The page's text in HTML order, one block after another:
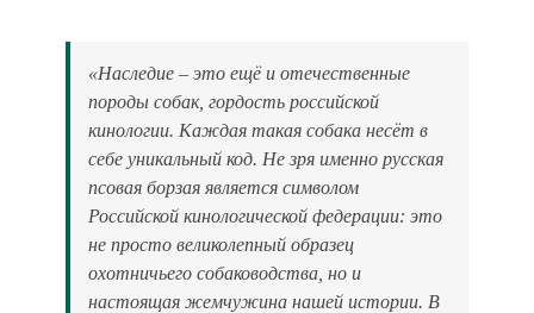
«Наследие – это ещё и отечественные
породы собак, гордость российской
кинологии. Каждая такая собака несёт в
себе уникальный код. Не зря именно русская
псовая борзая является символом
Российской кинологической федерации: это
не просто великолепный образец
охотничьего собаководства, но и
настоящая жемчужина нашей истории. В